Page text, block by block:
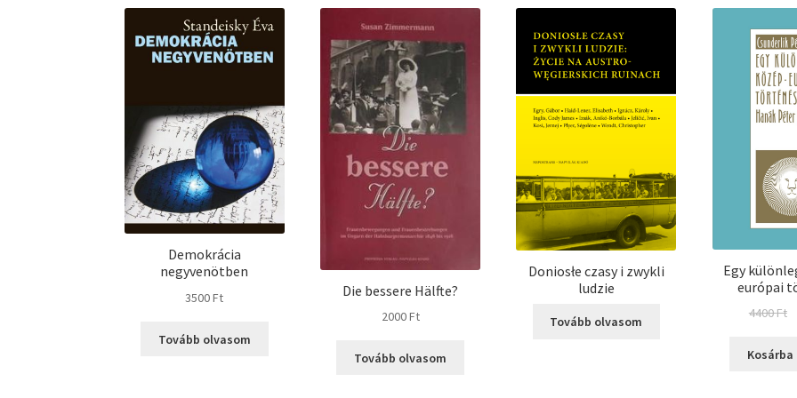
Demokrácia
negyvenötben
3500Ft
Tovább olvasom
Die bessere Hälfte?
2000Ft
Tovább olvasom
Doniosłe czasy i zwykli
ludzie
Tovább olvasom
Egy
európai
4400Ft
Kosárba